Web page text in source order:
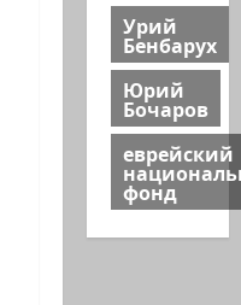
Урий
Бенбарух
Юрий
Бочаров
еврейский
фонд